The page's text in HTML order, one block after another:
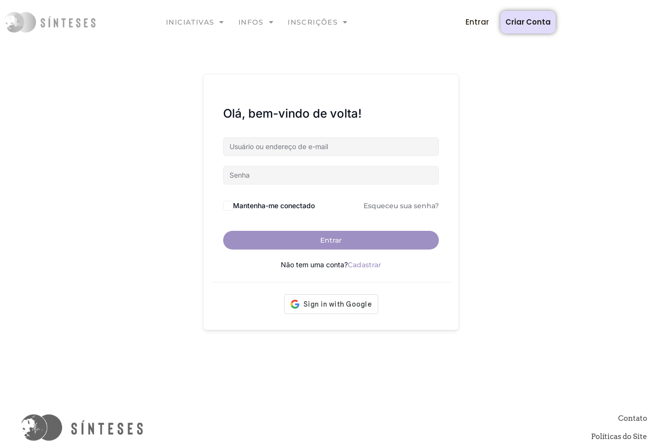
INICIATIVAS INFOS INSCRIÇÕES Entrar Criar Conta
Olá, bem-vindo de volta!
Mantenha-me conectado Esqueceu sua senha?
Entrar
Não tem uma conta?Cadastrar
Contato
Políticas do Site